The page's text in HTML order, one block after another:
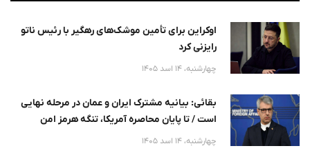
اوکراین برای تأمین موشک‌های رهگیر با رئیس ناتو
رایزنی کرد
چهارشنبه، 14 اسد 1405
بقائی: بیانیه مشترک ایران و عمان در مرحله نهایی
است / تا پایان محاصره آمریکا، تنگه هرمز امن
نخواهد
چهارشنبه، 14 اسد 1405